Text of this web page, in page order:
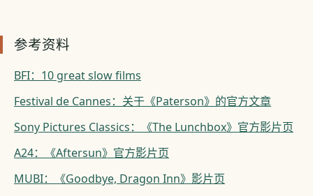
参考资料
BFI：10 great slow films
Festival de Cannes：关于《Paterson》的官方文章
Sony Pictures Classics：《The Lunchbox》官方影片页
A24：《Aftersun》官方影片页
MUBI：《Goodbye, Dragon Inn》影片页